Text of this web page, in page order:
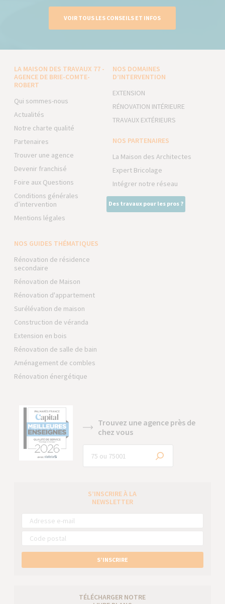
VOIR TOUS LES CONSEILS ET INFOS
LA MAISON DES TRAVAUX 77 -
AGENCE DE BRIE-COMTE-
ROBERT
Qui sommes-nous
Actualités
Notre charte qualité
Partenaires
Trouver une agence
Devenir franchisé
Foire aux Questions
Conditions générales
d’intervention
Mentions légales
NOS DOMAINES
D’INTERVENTION
EXTENSION
RÉNOVATION INTÉRIEURE
TRAVAUX EXTÉRIEURS
NOS PARTENAIRES
La Maison des Architectes
Expert Bricolage
Intégrer notre réseau
Des travaux pour les pros ?
NOS GUIDES THÉMATIQUES
Rénovation de résidence
secondaire
Rénovation de Maison
Rénovation d'appartement
Surélévation de maison
Construction de véranda
Extension en bois
Rénovation de salle de bain
Aménagement de combles
Rénovation énergétique
Trouvez une agence près de
chez vous
S’INSCRIRE À LA
NEWSLETTER
S’INSCRIRE
TÉLÉCHARGER NOTRE